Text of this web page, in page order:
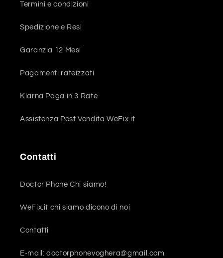
Termini e condizioni
Spedizione e Resi
Garanzia 12 Mesi
Pagamenti rateizzati
Klarna Paga in 3 Rate
Assistenza Post Vendita WeFix.it
Contatti
Doctor Phone Chi siamo!
WeFix.it chi siamo dicono di noi
Contatti
E-mail: doctorphonevoghera@gmail.com